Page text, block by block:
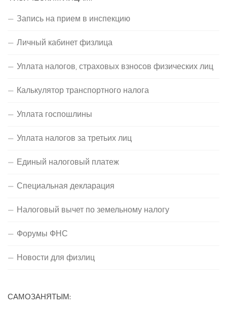
Запись на прием в инспекцию
Личный кабинет физлица
Уплата налогов, страховых взносов физических лиц
Калькулятор транспортного налога
Уплата госпошлины
Уплата налогов за третьих лиц
Единый налоговый платеж
Специальная декларация
Налоговый вычет по земельному налогу
Форумы ФНС
Новости для физлиц
САМОЗАНЯТЫМ: